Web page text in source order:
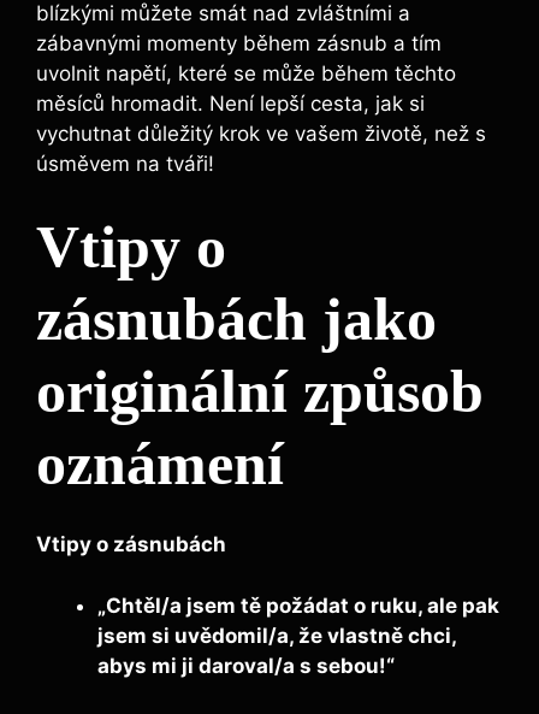
blízkými můžete smát nad zvláštními a
zábavnými momenty během zásnub a tím
uvolnit napětí, které se může během těchto
měsíců hromadit. Není lepší cesta, jak si
vychutnat důležitý krok ve vašem životě, než s
úsměvem na tváři!
Vtipy o
zásnubách jako
originální způsob
oznámení
Vtipy o zásnubách
„Chtěl/a jsem tě požádat o ruku, ale pak
jsem si uvědomil/a, že vlastně chci,
abys mi ji daroval/a s sebou!“